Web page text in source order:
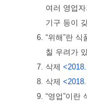
여러 영업
기구 등이
6. “위해”란
칠 우려가
7. 삭제
8. 삭제
9. “영업”이란